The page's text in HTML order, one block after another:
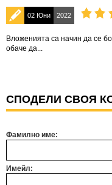
02 Юни 2022
Вложенията са начин да се
обаче да...
СПОДЕЛИ СВОЯ
Фамилно име:
Имейл: